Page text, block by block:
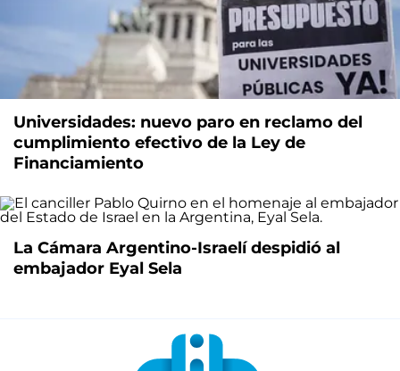
Universidades: nuevo paro en reclamo del
cumplimiento efectivo de la Ley de
Financiamiento
La Cámara Argentino-Israelí despidió al
embajador Eyal Sela